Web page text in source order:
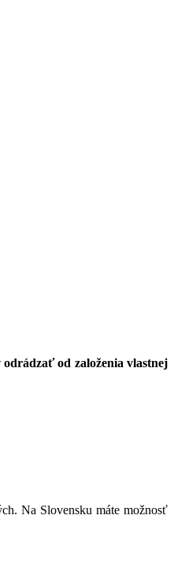
od založenia vlastnej
Na Slovensku máte možnosť